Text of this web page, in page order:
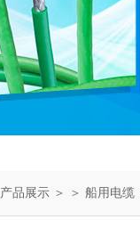
产品展示 ＞ ＞ 船用电缆